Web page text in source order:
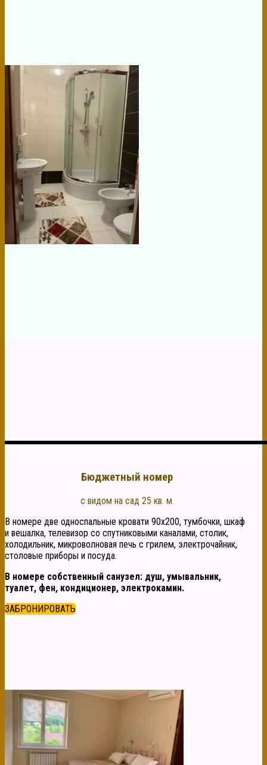
Бюджетный номер
с видом на сад 25 кв. м.
В номере две односпальные кровати 90х200, тумбочки, шкаф
и вешалка, телевизор со спутниковыми каналами, столик,
холодильник, микроволновая печь с грилем, электрочайник,
столовые приборы и посуда.
В номере собственный санузел: душ, умывальник,
туалет, фен, кондиционер, электрокамин.
ЗАБРОНИРОВАТЬ